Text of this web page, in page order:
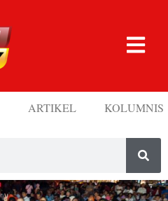
ARTIKEL KOLUMNIS